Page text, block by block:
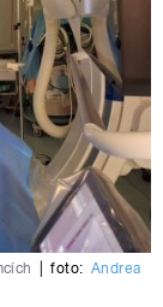
foto: Andrea